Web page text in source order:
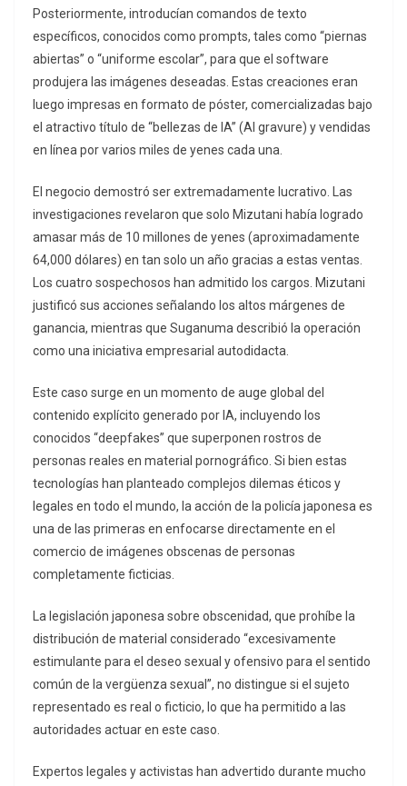
Posteriormente, introducían comandos de texto
específicos, conocidos como prompts, tales como “piernas
abiertas” o “uniforme escolar”, para que el software
produjera las imágenes deseadas. Estas creaciones eran
luego impresas en formato de póster, comercializadas bajo
el atractivo título de “bellezas de IA” (AI gravure) y vendidas
en línea por varios miles de yenes cada una.
El negocio demostró ser extremadamente lucrativo. Las
investigaciones revelaron que solo Mizutani había logrado
amasar más de 10 millones de yenes (aproximadamente
64,000 dólares) en tan solo un año gracias a estas ventas.
Los cuatro sospechosos han admitido los cargos. Mizutani
justificó sus acciones señalando los altos márgenes de
ganancia, mientras que Suganuma describió la operación
como una iniciativa empresarial autodidacta.
Este caso surge en un momento de auge global del
contenido explícito generado por IA, incluyendo los
conocidos “deepfakes” que superponen rostros de
personas reales en material pornográfico. Si bien estas
tecnologías han planteado complejos dilemas éticos y
legales en todo el mundo, la acción de la policía japonesa es
una de las primeras en enfocarse directamente en el
comercio de imágenes obscenas de personas
completamente ficticias.
La legislación japonesa sobre obscenidad, que prohíbe la
distribución de material considerado “excesivamente
estimulante para el deseo sexual y ofensivo para el sentido
común de la vergüenza sexual”, no distingue si el sujeto
representado es real o ficticio, lo que ha permitido a las
autoridades actuar en este caso.
Expertos legales y activistas han advertido durante mucho